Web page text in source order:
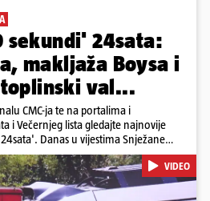
sekundi' 24sata:
makljaža Boysa i
val...
CMC-ja te na portalima i
i Večernjeg lista gledajte najnovije
Danas u vijestima Snježane
između kolodvora Sveti Ivan Žabno i
i Torcide, prijeti nestašica vodeVIDEO